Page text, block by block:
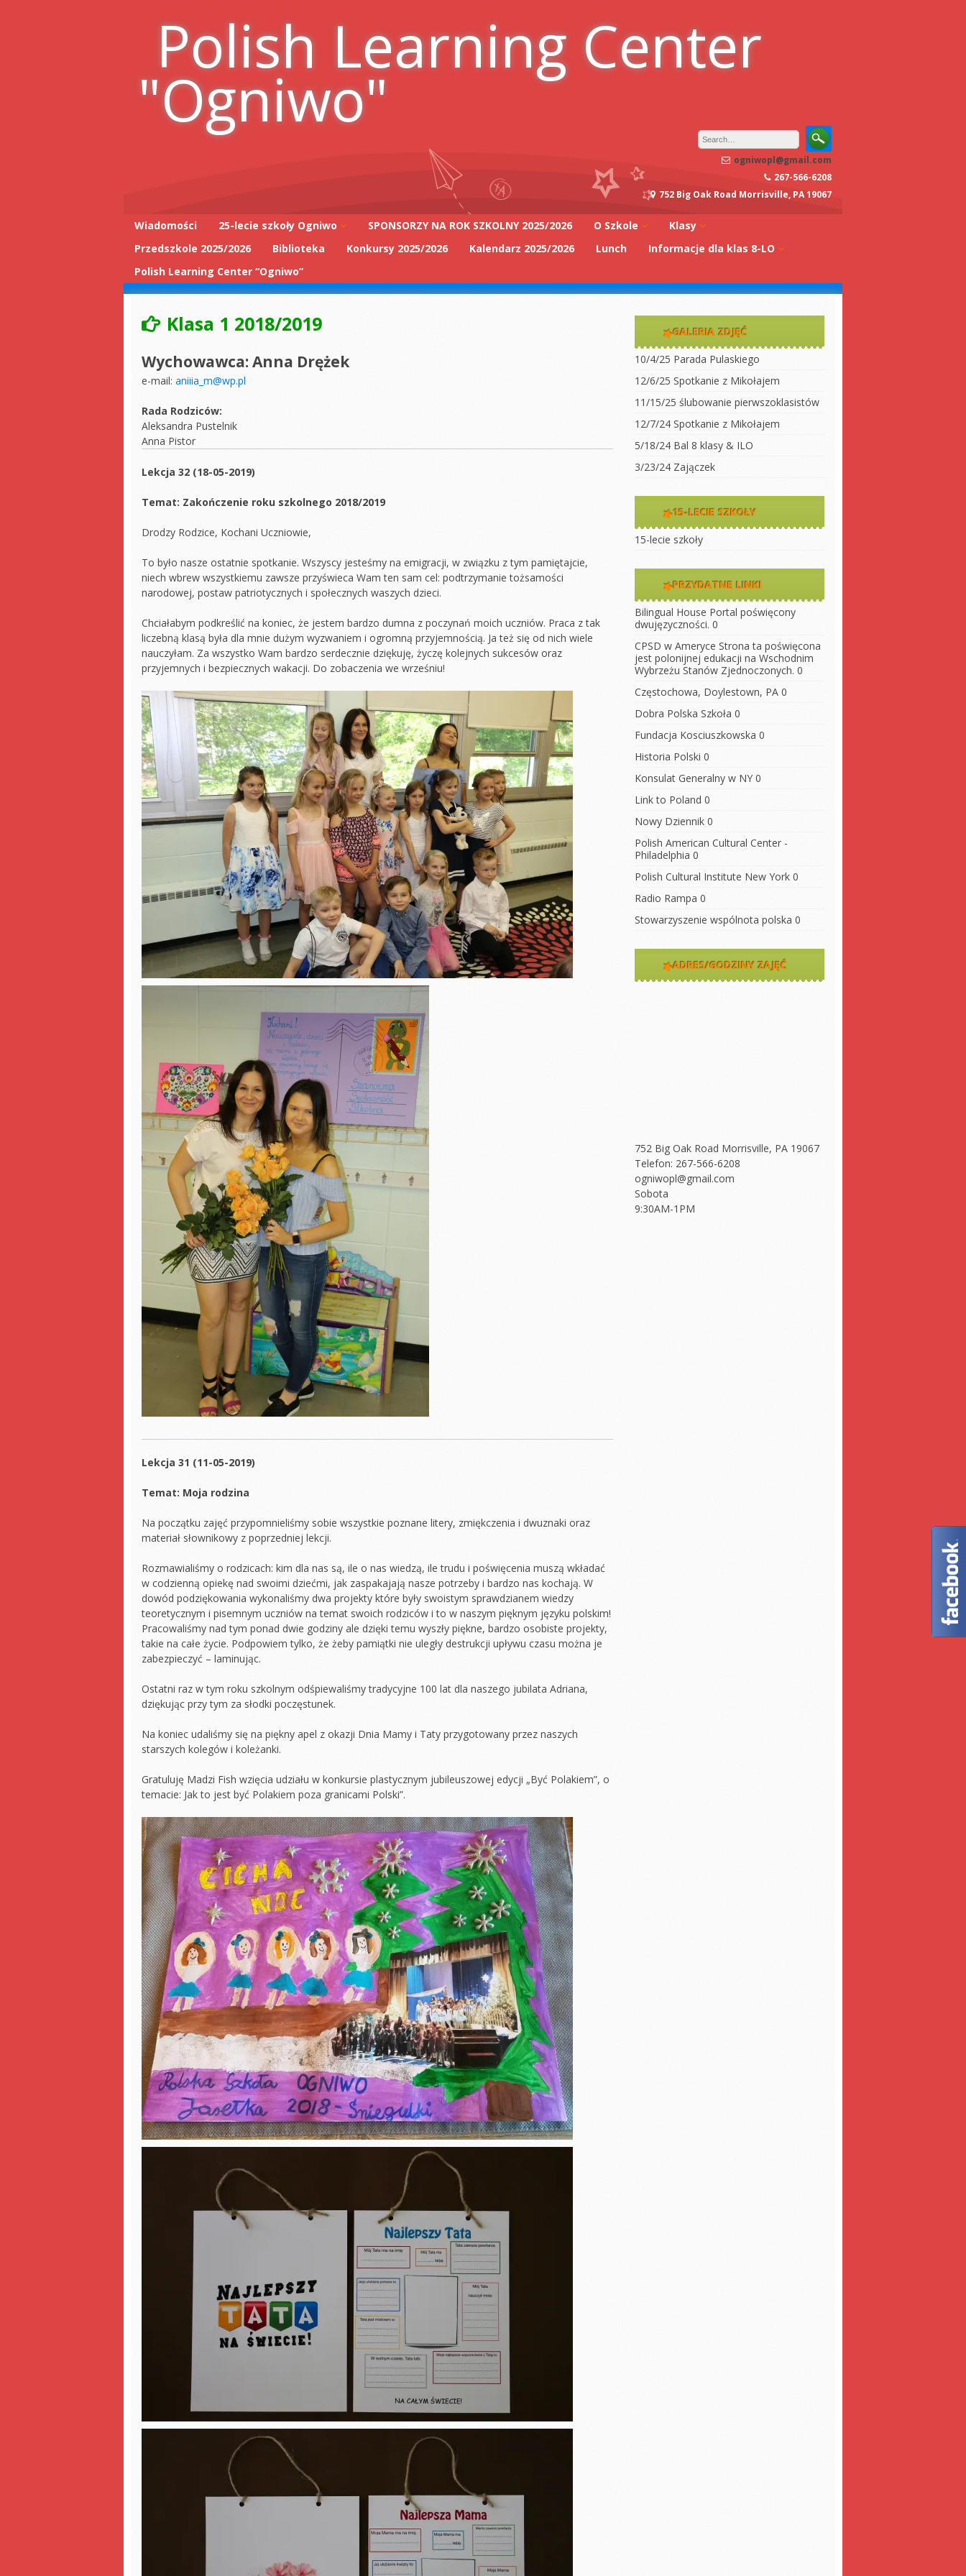
Polish Learning Center
"Ogniwo"
ogniwopl@gmail.com
267-566-6208
752 Big Oak Road Morrisville, PA 19067
Wiadomości
25-lecie szkoły Ogniwo
25-lecie wpis do
SPONSORZY NA ROK SZKOLNY 2025/2026
O Szkole
Adres szkoły
2025/2026
2025/2026
Statut szkoły
“Ogniwo”
Dokumenty do
15-lecie szkoły
Klasy
Klasa 0A
Klasa 1A
Klasa 1B
Klasa 2
Klasa 3A
Klasa 3 B
Klasa 5
Klasa 6
Klasa 8
LO 1
Przedszkole 2025/2026 Biblioteka Konkursy 2025/2026 Kalendarz 2025/2026 Lunch
Informacje dla klas 8-LO
Stypendia
Egzaminy z
dwujęzyczności
Polish Learning Center “Ogniwo”
Klasa 1 2018/2019
Wychowawca: Anna Drężek
e-mail: aniiia_m@wp.pl
Rada Rodziców:
Aleksandra Pustelnik
Anna Pistor
Lekcja 32 (18-05-2019)
Temat: Zakończenie roku szkolnego 2018/2019
Drodzy Rodzice, Kochani Uczniowie,
To było nasze ostatnie spotkanie. Wszyscy jesteśmy na emigracji, w związku z tym pamiętajcie,
niech wbrew wszystkiemu zawsze przyświeca Wam ten sam cel: podtrzymanie tożsamości
narodowej, postaw patriotycznych i społecznych waszych dzieci.
Chciałabym podkreślić na koniec, że jestem bardzo dumna z poczynań moich uczniów. Praca z tak
liczebną klasą była dla mnie dużym wyzwaniem i ogromną przyjemnością. Ja też się od nich wiele
nauczyłam. Za wszystko Wam bardzo serdecznie dziękuję, życzę kolejnych sukcesów oraz
przyjemnych i bezpiecznych wakacji. Do zobaczenia we wrześniu!
Lekcja 31 (11-05-2019)
Temat: Moja rodzina
Na początku zajęć przypomnieliśmy sobie wszystkie poznane litery, zmiękczenia i dwuznaki oraz
materiał słownikowy z poprzedniej lekcji.
Rozmawialiśmy o rodzicach: kim dla nas są, ile o nas wiedzą, ile trudu i poświęcenia muszą wkładać
w codzienną opiekę nad swoimi dziećmi, jak zaspakajają nasze potrzeby i bardzo nas kochają. W
dowód podziękowania wykonaliśmy dwa projekty które były swoistym sprawdzianem wiedzy
teoretycznym i pisemnym uczniów na temat swoich rodziców i to w naszym pięknym języku polskim!
Pracowaliśmy nad tym ponad dwie godziny ale dzięki temu wyszły piękne, bardzo osobiste projekty,
takie na całe życie. Podpowiem tylko, że żeby pamiątki nie uległy destrukcji upływu czasu można je
zabezpieczyć – laminując.
Ostatni raz w tym roku szkolnym odśpiewaliśmy tradycyjne 100 lat dla naszego jubilata Adriana,
dziękując przy tym za słodki poczęstunek.
Na koniec udaliśmy się na piękny apel z okazji Dnia Mamy i Taty przygotowany przez naszych
starszych kolegów i koleżanki.
Gratuluję Madzi Fish wzięcia udziału w konkursie plastycznym jubileuszowej edycji „Być Polakiem”, o
temacie: Jak to jest być Polakiem poza granicami Polski”.
GALERIA ZDJĘĆ
10/4/25 Parada Pulaskiego
12/6/25 Spotkanie z Mikołajem
11/15/25 ślubowanie pierwszoklasistów
12/7/24 Spotkanie z Mikołajem
5/18/24 Bal 8 klasy & ILO
3/23/24 Zajączek
15-LECIE SZKOŁY
15-lecie szkoły
PRZYDATNE LINKI
Bilingual House Portal poświęcony
dwujęzyczności. 0
CPSD w Ameryce Strona ta poświęcona
jest polonijnej edukacji na Wschodnim
Wybrzeżu Stanów Zjednoczonych. 0
Częstochowa, Doylestown, PA 0
Dobra Polska Szkoła 0
Fundacja Kosciuszkowska 0
Historia Polski 0
Konsulat Generalny w NY 0
Link to Poland 0
Nowy Dziennik 0
Polish American Cultural Center -
Philadelphia 0
Polish Cultural Institute New York 0
Radio Rampa 0
Stowarzyszenie wspólnota polska 0
ADRES/GODZINY ZAJĘĆ
752 Big Oak Road Morrisville, PA 19067
Telefon: 267-566-6208
ogniwopl@gmail.com
Sobota
9:30AM-1PM